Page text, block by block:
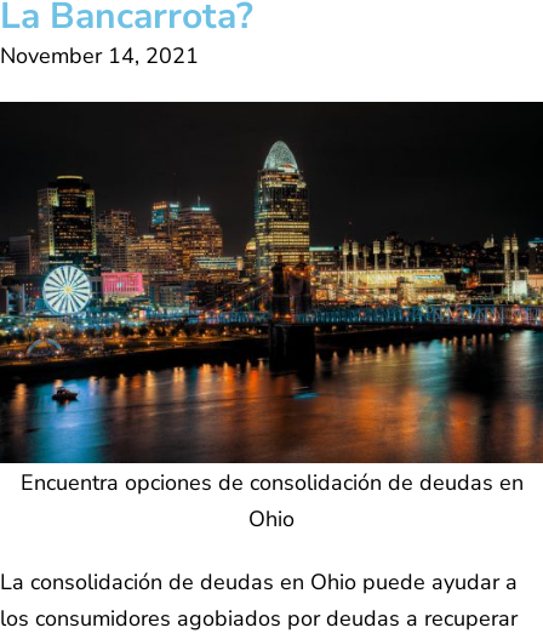
La Bancarrota?
November 14, 2021
Encuentra opciones de consolidación de deudas en
Ohio
La consolidación de deudas en Ohio puede ayudar a
los consumidores agobiados por deudas a recuperar